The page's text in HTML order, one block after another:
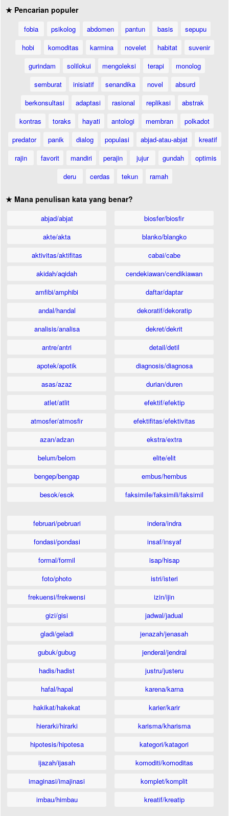
★ Pencarian populer
fobia psikolog abdomen pantun basis
sepupu
hobi
komoditas karmina novelet habitat
suvenir
gurindam
solilokui mengoleksi terapi
monolog
semburat
inisiatif senandika novel
absurd
berkonsultasi
adaptasi rasional replikasi
abstrak
kontras
toraks hayati antologi membran
polkadot
predator
panik dialog populasi abjad-atau-abjat
kreatif
rajin
favorit mandiri perajin jujur gundah
optimis
deru
cerdas tekun ramah
★ Mana penulisan kata yang benar?
abjad/abjat
akte/akta
aktivitas/aktifitas
akidah/aqidah
amfibi/amphibi
andal/handal
analisis/analisa
antre/antri
apotek/apotik
asas/azaz
atlet/atlit
atmosfer/atmosfir
azan/adzan
belum/belom
bengep/bengap
besok/esok
biosfer/biosfir
blanko/blangko
cabai/cabe
cendekiawan/cendikiawan
daftar/daptar
dekoratif/dekoratip
dekret/dekrit
detail/detil
diagnosis/diagnosa
durian/duren
efektif/efektip
efektifitas/efektivitas
ekstra/extra
elite/elit
embus/hembus
faksimile/faksimili/faksimil
februari/pebruari
fondasi/pondasi
formal/formil
foto/photo
frekuensi/frekwensi
gizi/gisi
gladi/geladi
gubuk/gubug
hadis/hadist
hafal/hapal
hakikat/hakekat
hierarki/hirarki
hipotesis/hipotesa
ijazah/ijasah
imaginasi/imajinasi
imbau/himbau
indera/indra
insaf/insyaf
isap/hisap
istri/isteri
izin/ijin
jadwal/jadual
jenazah/jenasah
jenderal/jendral
justru/justeru
karena/karna
karier/karir
karisma/kharisma
kategori/katagori
komoditi/komoditas
komplet/komplit
kreatif/kreatip